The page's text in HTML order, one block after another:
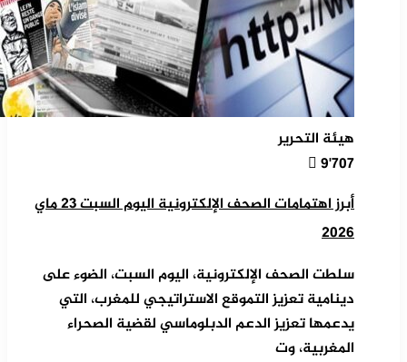
هيئة التحرير
9٬707
أبرز اهتمامات الصحف الإلكترونية اليوم السبت 23 ماي
2026
سلطت الصحف الإلكترونية، اليوم السبت، الضوء على
دينامية تعزيز التموقع الاستراتيجي للمغرب، التي
يدعمها تعزيز الدعم الدبلوماسي لقضية الصحراء
المغربية، وت